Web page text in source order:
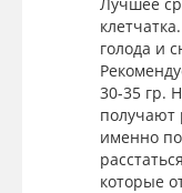
голода и
30-35 гр.
получают
именно
которые